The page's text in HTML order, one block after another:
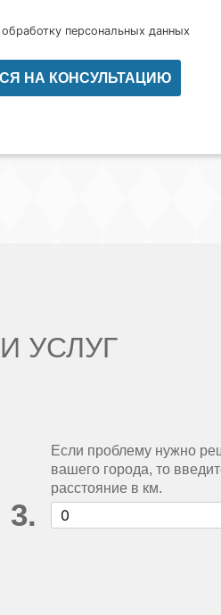
персональных данных
УСЛУГ
Если проблему нужно
вашего города, то
расстояние в км.